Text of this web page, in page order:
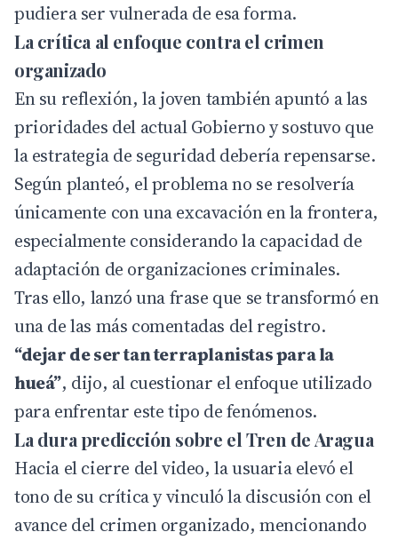
pudiera ser vulnerada de esa forma.
La crítica al enfoque contra el crimen
organizado
En su reflexión, la joven también apuntó a las
prioridades del actual Gobierno y sostuvo que
la estrategia de seguridad debería repensarse.
Según planteó, el problema no se resolvería
únicamente con una excavación en la frontera,
especialmente considerando la capacidad de
adaptación de organizaciones criminales.
Tras ello, lanzó una frase que se transformó en
una de las más comentadas del registro.
“dejar de ser tan terraplanistas para la
hueá”, dijo, al cuestionar el enfoque utilizado
para enfrentar este tipo de fenómenos.
La dura predicción sobre el Tren de Aragua
Hacia el cierre del video, la usuaria elevó el
tono de su crítica y vinculó la discusión con el
avance del crimen organizado, mencionando